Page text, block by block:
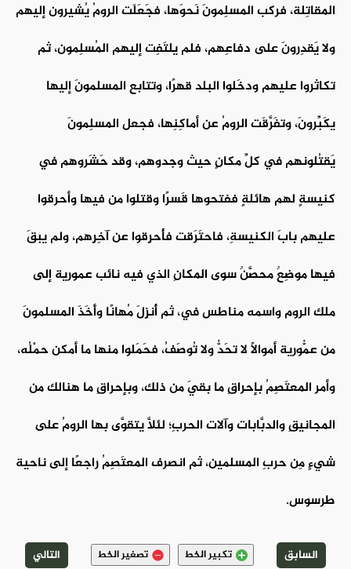
المقاتِلة، فركب المسلِمونَ نَحوَها، فجَعَلَت الرومُ يُشيرون إليهم
ولا يَقدِرونَ على دفاعِهم، فلم يلتَفِت إليهم المُسلِمون، ثم
تكاثروا عليهم ودخَلوا البلد قهرًا، وتتابع المسلمونَ إليها
يكَبِّرونَ، وتفَرَّقَت الرومُ عن أماكِنِها، فجعل المسلِمونَ
يَقتُلونهم في كلِّ مكانٍ حيث وجدوهم، وقد حَشَروهم في
كنيسةٍ لهم هائلةٍ ففتحوها قَسرًا وقتلوا من فيها وأحرقوا
عليهم بابَ الكنيسةِ، فاحتَرَقت فأُحرِقوا عن آخِرِهم، ولم يبقَ
فيها موضِعٌ محصَّنٌ سوى المكانِ الذي فيه نائب عمورية إلى
ملك الروم واسمه مناطس في، ثم أُنزِلَ مُهانًا وأَخَذَ المسلمونَ
من عمُّورية أموالًا لا تحَدُّ ولا تُوصَفُ، فحَمَلوا منها ما أمكن حمْلُه،
وأمر المعتَصِمُ بإحراقِ ما بقيَ من ذلك، وبإحراقِ ما هنالك من
المجانيقِ والدبَّابات وآلات الحربِ؛ لئلَّا يتقوَّى بها الرومُ على
شيءٍ مِن حربِ المسلمين، ثم انصرف المعتَصِمُ راجعًا إلى ناحية
طرسوس.
السابق تكبير الخط تصغير الخط التالي